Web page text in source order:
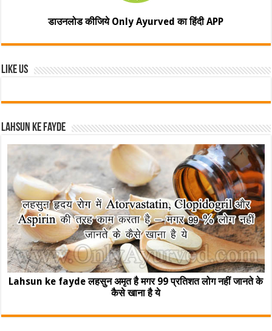
डाउनलोड कीजिये Only Ayurved का हिंदी APP
Like Us
Lahsun ke fayde
Lahsun ke fayde लहसुन अमृत है मगर 99 प्रतिशत लोग नहीं जानते के
कैसे खाना है ये